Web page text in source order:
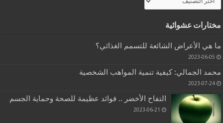
مختارات عشوائية
ما هي الأعراض الشائعة للتسمم الغذائي؟
2023-06-05
محمد الجمالي: كيفية تنمية المواهب الشخصية
2023-07-24
التفاح الأخضر .. فوائد عظيمة للصحة وحماية الجسم
2023-06-21